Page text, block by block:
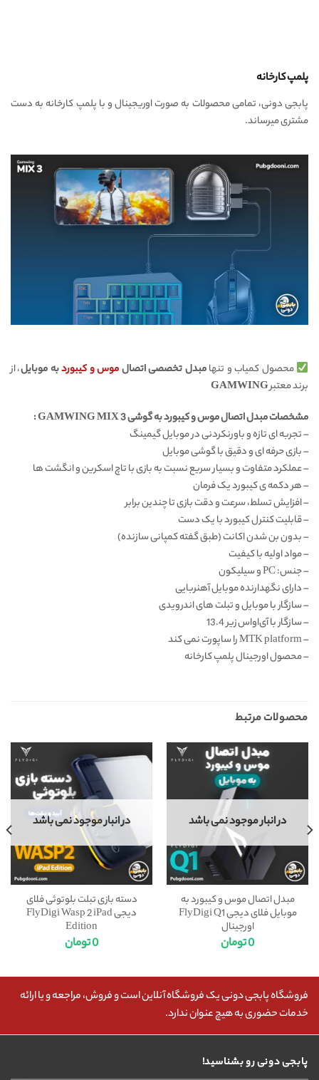
پلمپ کارخانه
پابجی دونی، تمامی محصولات به صورت اوریجینال و با پلمپ کارخانه به دست
مشتری میرساند.
محصول کمیاب و تنهامبدل تخصصی اتصالموس و کیبوردبه موبایل، از
برند معتبرGAMWING
مشخصات مبدل اتصال موس و کیبورد به گوشی GAMWING MIX 3 :
– تجربه ای تازه و باورنکردنی در موبایل گیمینگ
– بازی حرفه ای و دقیق با گوشی موبایل
– عملکرد متفاوت و بسیار سریع نسبت به بازی با تاچ اسکرین و انگشت ها
– هر دکمه ی کیبورد یک فرمان
– افزایش تسلط، سرعت و دقت بازی تا چندین برابر
– قابلیت کنترل کیبورد با یک دست
– بدون بن شدن اکانت (طبق گفته کمپانی سازنده)
– مواد اولیه با کیفیت
– جنس: PC و سیلیکون
– دارای نگهدارنده موبایل آهنربایی
– سازگار با موبایل و تبلت های اندرویدی
– سازگار با آی‌او‌اس زیر 13.4
– MTK platform را ساپورت نمی کند
– محصول اورجینال پلمپ کارخانه
محصولات مرتبط
در انبار موجود نمی باشد
مبدل اتصال موس و کیبورد به
موبایل فلای دیجی FlyDigi Q1
اورجینال
0تومان
در انبار موجود نمی باشد
دسته بازی تبلت بلوتوثی فلای
دیجی FlyDigi Wasp 2 iPad
Edition
0تومان
فروشگاه پابجی دونی یک فروشگاه آنلاین است و فروش، مراجعه و یا ارائه
خدمات حضوری به هیچ عنوان ندارد.
پابجی دونی رو بشناسید!